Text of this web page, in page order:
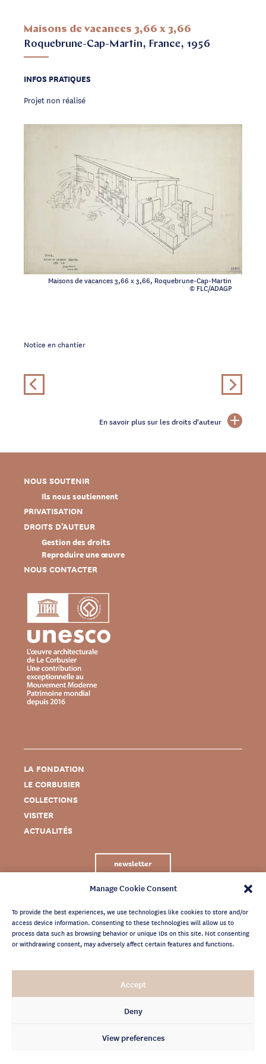
Manage Cookie Consent
To provide the best experiences, we use technologies like cookies to store and/or
access device information. Consenting to these technologies will allow us to
process data such as browsing behavior or unique IDs on this site. Not consenting
or withdrawing consent, may adversely affect certain features and functions.
Accept
Deny
View preferences
Maisons de vacances 3,66 x 3,66
Roquebrune-Cap-Martin, France, 1956
Maisons de vacances 3,66 x 3,66, Roquebrune-Cap-Martin
© FLC/ADAGP
INFOS PRATIQUES
Projet non réalisé
Notice en chantier
En savoir plus sur les droits d'auteur
NOUS SOUTENIR
Ils nous soutiennent
PRIVATISATION
DROITS D’AUTEUR
Gestion des droits
Reproduire une œuvre
NOUS CONTACTER
LA FONDATION
LE CORBUSIER
COLLECTIONS
VISITER
ACTUALITÉS
newsletter
MENTIONS LÉGALES
CRÉDITS
POLITIQUE DE CONFIDENTIALITÉ
ARCHIVES NEWSLETTER